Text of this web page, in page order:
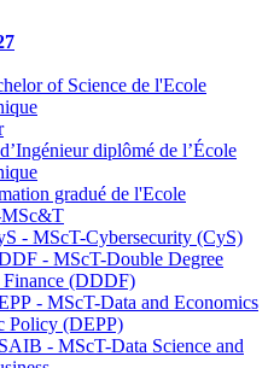
of Science de l'Ecole
diplômé de l’École
gradué de l'Ecole
MSc&T
- MScT-Cybersecurity (CyS)
- MScT-Double Degree
Finance (DDDF)
- MScT-Data and Economics
Policy (DEPP)
- MScT-Data Science and